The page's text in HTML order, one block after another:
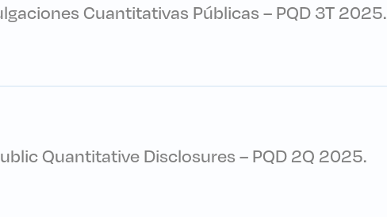
Cuantitativas Públicas – PQD 3T 2025.
Quantitative Disclosures – PQD 2Q 2025.